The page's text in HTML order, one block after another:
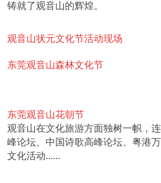
铸就了观音山的辉煌。
观音山状元文化节活动现场
东莞观音山森林文化节
东莞观音山花朝节
观音山在文化旅游方面独树一帜，
峰论坛、中国诗歌高峰论坛、粤港
文化活动......